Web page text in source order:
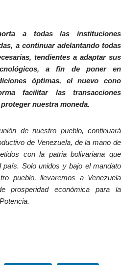
a todas las instituciones
a continuar adelantando todas
tendientes a adaptar sus
a fin de poner en
óptimas, el nuevo cono
facilitar las transacciones
nuestra moneda.
de nuestro pueblo, continuará
de Venezuela, de la mano de
con la patria bolivariana que
país. Solo unidos y bajo el mandato
pueblo, llevaremos a Venezuela
prosperidad económica para la